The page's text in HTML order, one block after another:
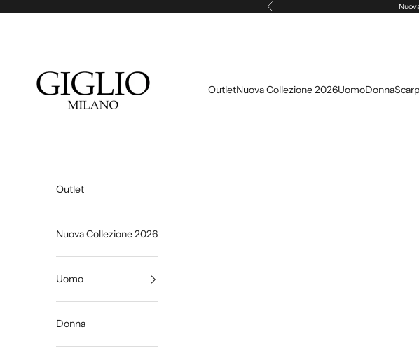
Precedente
OutletNuova Collezione 2026UomoDonna
Outlet
Nuova Collezione 2026
Uomo
Donna